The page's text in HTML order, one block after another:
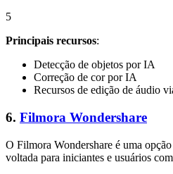
5
Principais recursos:
Detecção de objetos por IA
Correção de cor por IA
Recursos de edição de áudio
6. Filmora Wondershare
O Filmora Wondershare é uma
voltada para iniciantes e usuários